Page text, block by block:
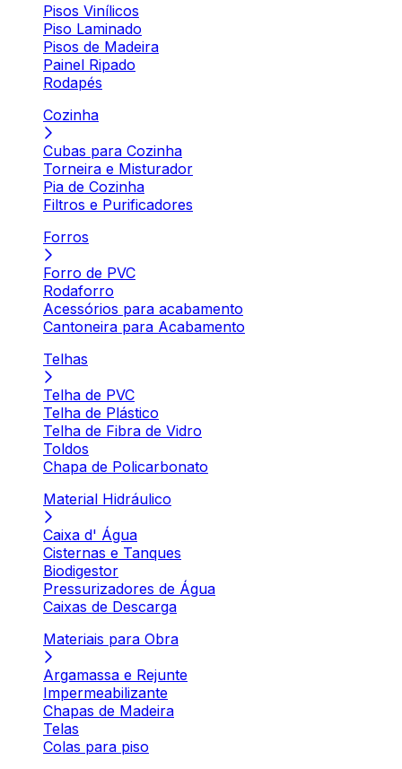
Pisos Vinílicos
Piso Laminado
Pisos de Madeira
Painel Ripado
Rodapés
Cozinha
Cubas para Cozinha
Torneira e Misturador
Pia de Cozinha
Filtros e Purificadores
Forros
Forro de PVC
Rodaforro
Acessórios para acabamento
Cantoneira para Acabamento
Telhas
Telha de PVC
Telha de Plástico
Telha de Fibra de Vidro
Toldos
Chapa de Policarbonato
Material Hidráulico
Caixa d' Água
Cisternas e Tanques
Biodigestor
Pressurizadores de Água
Caixas de Descarga
Materiais para Obra
Argamassa e Rejunte
Impermeabilizante
Chapas de Madeira
Telas
Colas para piso